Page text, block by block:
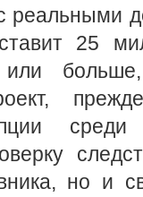
реальными
25
но и